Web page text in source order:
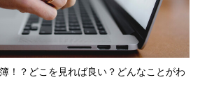
！？どこを見れば良い？どんなことがわ